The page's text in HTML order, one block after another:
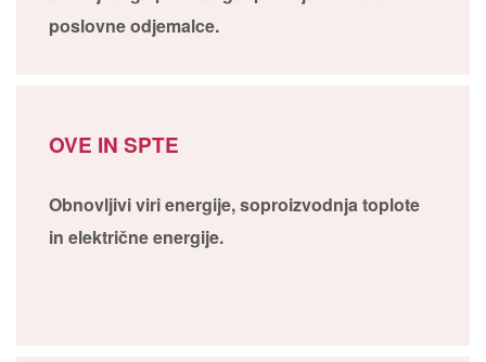
poslovne odjemalce.
OVE IN SPTE
Obnovljivi viri energije, soproizvodnja toplote
in električne energije.